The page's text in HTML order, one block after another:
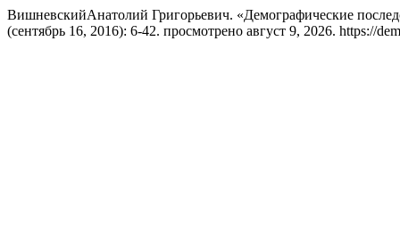
ВишневскийАнатолий Григорьевич. «Демографические
(сентябрь 16, 2016): 6-42. просмотрено август 9, 2026. https://